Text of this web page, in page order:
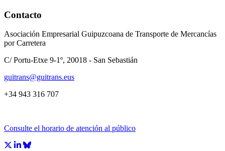
Contacto
Asociación Empresarial Guipuzcoana de Transporte de Mercancías
por Carretera
C/ Portu-Etxe 9-1º, 20018 - San Sebastián
guitrans@guitrans.eus
+34 943 316 707
Consulte el horario de atención al público